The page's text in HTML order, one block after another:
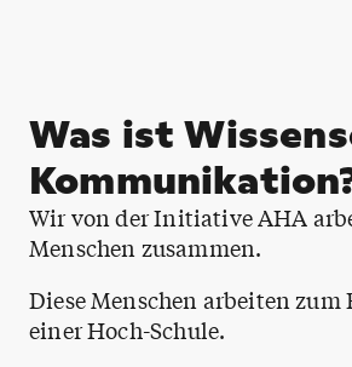
Was ist
Wir von der Initiative AHA
Menschen zusammen.
Diese Menschen arbeiten zum
einer Hoch-Schule.